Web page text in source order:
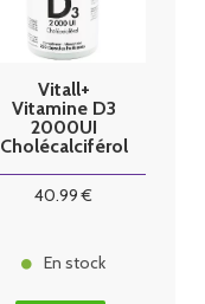
Vitall+
Vitamine D3
2000UI
Cholécalciférol
40.99 €
En stock